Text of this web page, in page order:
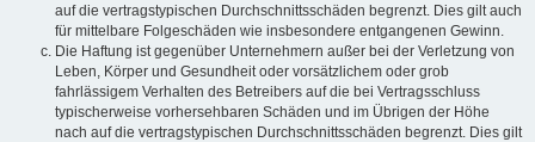
auf die vertragstypischen Durchschnittsschäden begrenzt. Dies gilt auch
für mittelbare Folgeschäden wie insbesondere entgangenen Gewinn.
Die Haftung ist gegenüber Unternehmern außer bei der Verletzung von
Leben, Körper und Gesundheit oder vorsätzlichem oder grob
fahrlässigem Verhalten des Betreibers auf die bei Vertragsschluss
typischerweise vorhersehbaren Schäden und im Übrigen der Höhe
nach auf die vertragstypischen Durchschnittsschäden begrenzt. Dies gilt